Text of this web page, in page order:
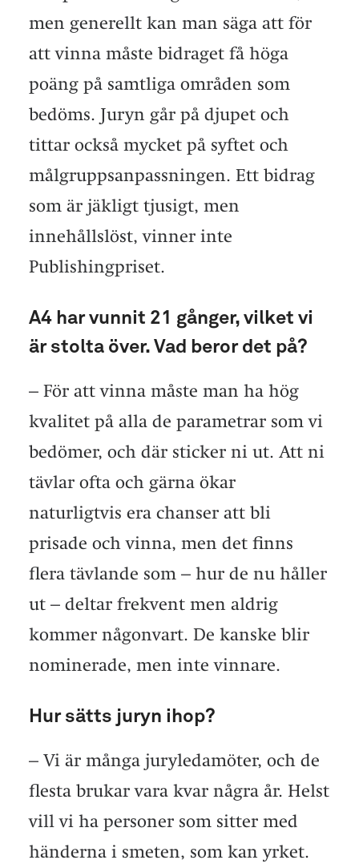
men generellt kan man säga att för
att vinna måste bidraget få höga
poäng på samtliga områden som
bedöms. Juryn går på djupet och
tittar också mycket på syftet och
målgruppsanpassningen. Ett bidrag
som är jäkligt tjusigt, men
innehållslöst, vinner inte
Publishingpriset.
A4 har vunnit 21 gånger, vilket vi
är stolta över. Vad beror det på?
– För att vinna måste man ha hög
kvalitet på alla de parametrar som vi
bedömer, och där sticker ni ut. Att ni
tävlar ofta och gärna ökar
naturligtvis era chanser att bli
prisade och vinna, men det finns
flera tävlande som – hur de nu håller
ut – deltar frekvent men aldrig
kommer någonvart. De kanske blir
nominerade, men inte vinnare.
Hur sätts juryn ihop?
– Vi är många juryledamöter, och de
flesta brukar vara kvar några år. Helst
vill vi ha personer som sitter med
händerna i smeten, som kan yrket.